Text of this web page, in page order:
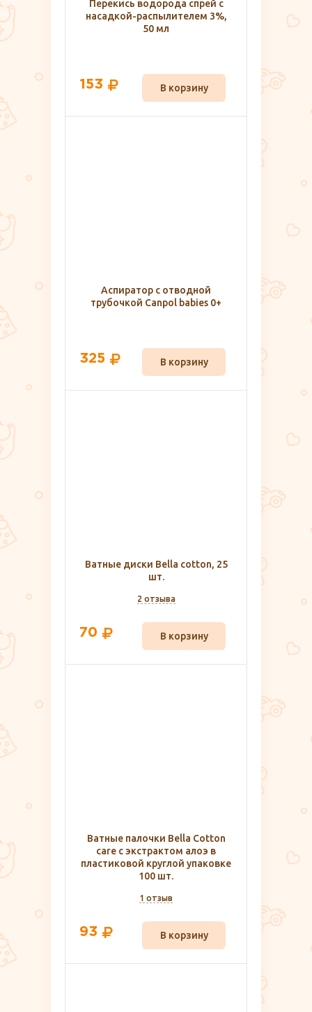
Перекись водорода спрей с
насадкой-распылителем 3%,
50 мл
153 В корзину
Аспиратор с отводной
трубочкой Canpol babies 0+
325 В корзину
Ватные диски Bella cotton, 25
шт.
2 отзыва
70 В корзину
Ватные палочки Bella Cotton
care с экстрактом алоэ в
пластиковой круглой упаковке
100 шт.
1 отзыв
93 В корзину